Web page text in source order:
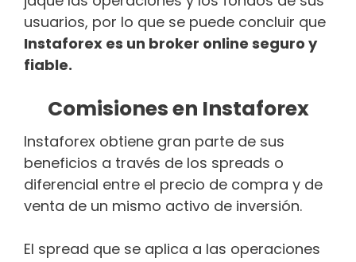
usuarios, por lo que se puede concluir que
Instaforex es un broker online seguro y
fiable.
Comisiones en Instaforex
Instaforex obtiene gran parte de sus
beneficios a través de los spreads o
diferencial entre el precio de compra y de
venta de un mismo activo de inversión.
El spread que se aplica a las operaciones